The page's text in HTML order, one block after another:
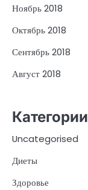
Ноябрь 2018
Октябрь 2018
Сентябрь 2018
Август 2018
Категории
Uncategorised
Диеты
Здоровье